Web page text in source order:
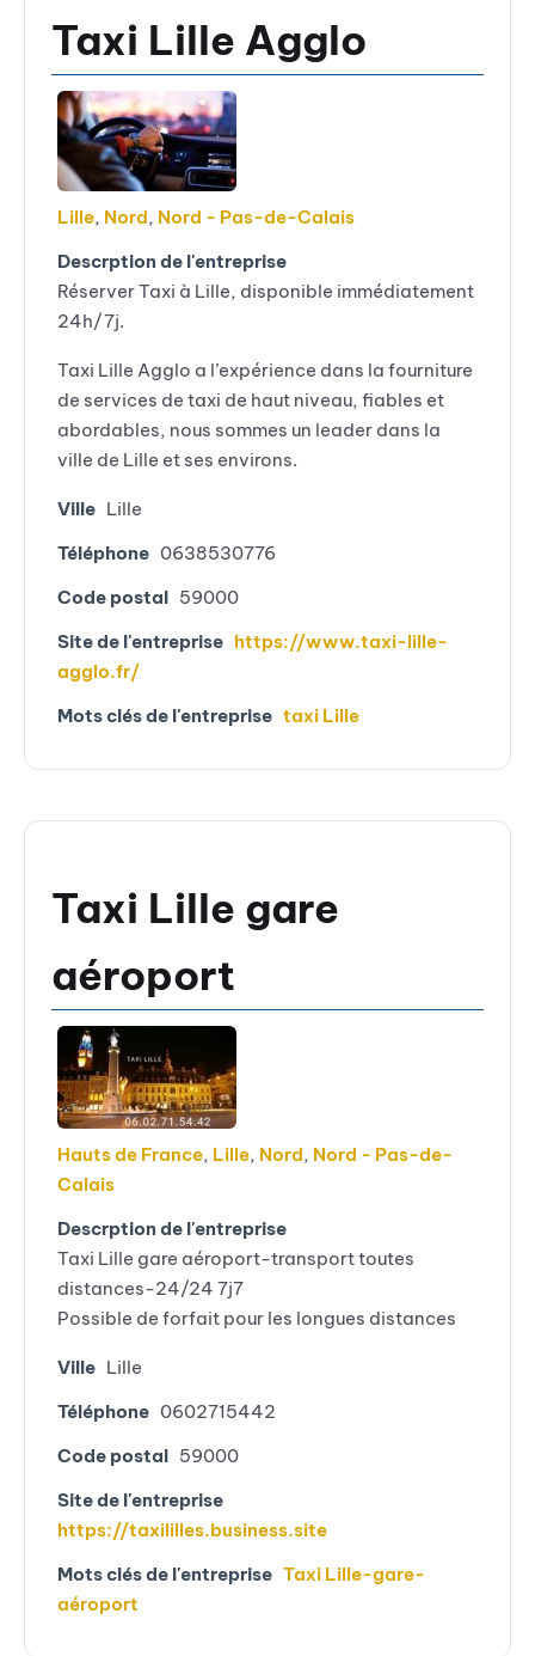
Taxi Lille Agglo
Lille, Nord, Nord - Pas-de-Calais
Descrption de l'entreprise
Réserver Taxi à Lille, disponible immédiatement
24h/7j.
Taxi Lille Agglo a l’expérience dans la fourniture
de services de taxi de haut niveau, fiables et
abordables, nous sommes un leader dans la
ville de Lille et ses environs.
Ville Lille
Téléphone 0638530776
Code postal 59000
Site de l'entreprise https://www.taxi-lille-
agglo.fr/
Mots clés de l'entreprise taxi Lille
Taxi Lille gare
aéroport
Hauts de France, Lille, Nord, Nord - Pas-de-
Calais
Descrption de l'entreprise
Taxi Lille gare aéroport-transport toutes
distances-24/24 7j7
Possible de forfait pour les longues distances
Ville Lille
Téléphone 0602715442
Code postal 59000
Site de l'entreprise
https://taxililles.business.site
Mots clés de l'entreprise Taxi Lille-gare-
aéroport